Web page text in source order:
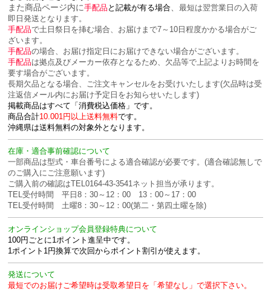
また商品ページ内に手配品 と記載が有る場合 、最短は翌営業日の入荷
即日発送となります。
手配品で土日祭日を挿む場合、お届けまで7～10日程度かかる場合がご
ざいます。
手配品の場合、お届け指定日にお届けできない場合がございます。
手配品は拠点及びメーカー依存となるため、欠品等で上記よりお時間を
要す場合がございます。
長期欠品となる場合、ご注文キャンセルをお受けいたします(欠品時は受
注返信メール内にお届け予定日をお知らせいたします)
掲載商品はすべて「消費税込価格」です。
商品合計10.001円以上送料無料です。
沖縄県は送料無料の対象外となります。
在庫・適合事前確認について
一部商品は型式・車台番号による適合確認が必要です。(適合確認無しで
のご購入にご注意願います)
ご購入前の確認はTEL0164-43-3541ネット担当が承ります。
TEL受付時間 平日8：30～12：00 13：00～17：00
TEL受付時間 土曜8：30～12：00(第二・第四土曜を除)
オンラインショップ会員登録特典について
100円ごとに1ポイント進呈中です。
1ポイント1円換算で次回からポイント割引が使えます。
発送について
最短でのお届けご希望時は受取希望日を「希望なし」で選択下さい。